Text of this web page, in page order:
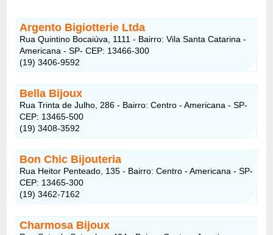
Argento Bigiotterie Ltda
Rua Quintino Bocaiúva, 1111 - Bairro: Vila Santa Catarina -
Americana - SP- CEP: 13466-300
(19) 3406-9592
Bella Bijoux
Rua Trinta de Julho, 286 - Bairro: Centro - Americana - SP-
CEP: 13465-500
(19) 3408-3592
Bon Chic Bijouteria
Rua Heitor Penteado, 135 - Bairro: Centro - Americana - SP-
CEP: 13465-300
(19) 3462-7162
Charmosa Bijoux